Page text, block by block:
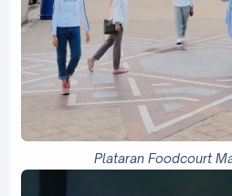
Plataran Foodcourt